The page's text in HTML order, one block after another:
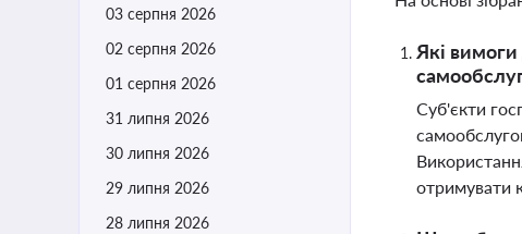
03 серпня 2026
02 серпня 2026
01 серпня 2026
31 липня 2026
30 липня 2026
29 липня 2026
28 липня 2026
Які вимоги
Суб'єкти
отримувати